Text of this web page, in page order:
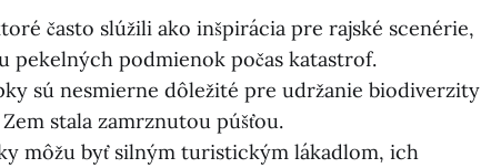
často slúžili ako inšpirácia pre rajské scenérie,
pekelných podmienok počas katastrof.
sú nesmierne dôležité pre udržanie biodiverzity
stala zamrznutou púšťou.
môžu byť silným turistickým lákadlom, ich